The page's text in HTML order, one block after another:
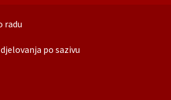
radu
po sazivu